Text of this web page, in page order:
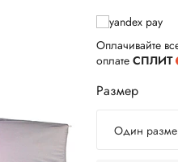
Оплачивайте
оплате СПЛИТ
Размер
Один